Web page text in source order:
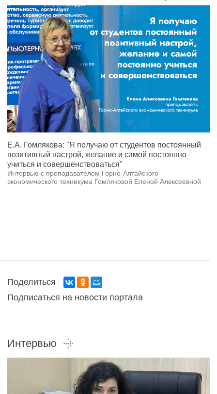
Е.А. Гомлякова: "Я получаю от студентов постоянный
позитивный настрой, желание и самой постоянно
учиться и совершенствоваться"
Интервью с преподавателем Горно-Алтайского
экономического техникума Гомляковой Еленой Алексеевной
Поделиться
Подписаться на новости портала
Интервью